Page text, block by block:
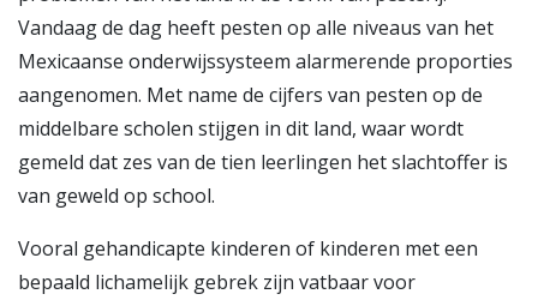
Vandaag de dag heeft pesten op alle niveaus van het
Mexicaanse onderwijssysteem alarmerende proporties
aangenomen. Met name de cijfers van pesten op de
middelbare scholen stijgen in dit land, waar wordt
gemeld dat zes van de tien leerlingen het slachtoffer is
van geweld op school.
Vooral gehandicapte kinderen of kinderen met een
bepaald lichamelijk gebrek zijn vatbaar voor